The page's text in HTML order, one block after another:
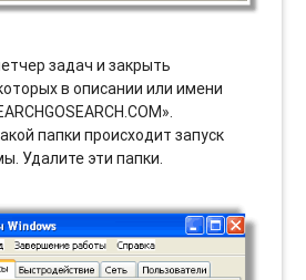
задач и закрыть
в описании или имени
папки происходит запуск
Удалите эти папки.